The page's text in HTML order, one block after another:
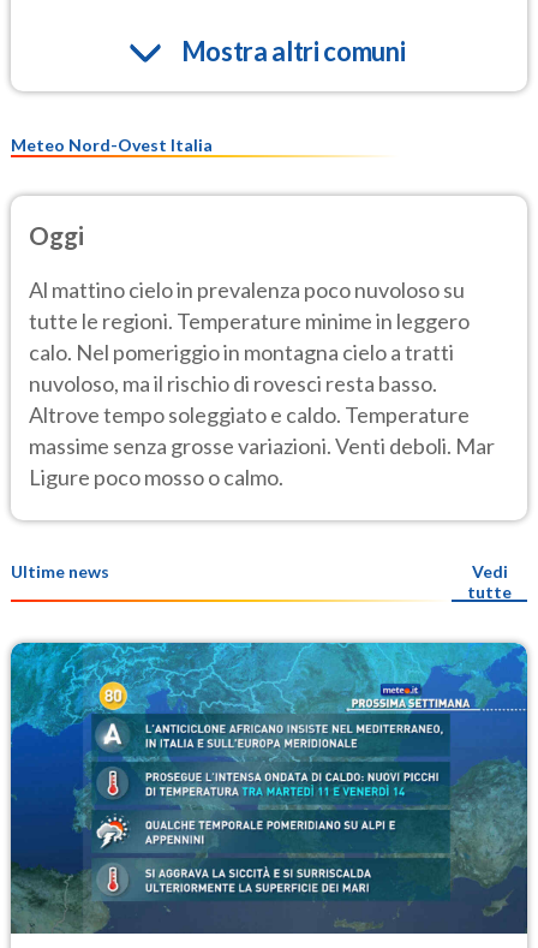
Mostra altri comuni
Meteo Nord-Ovest Italia
Oggi
Al mattino cielo in prevalenza poco nuvoloso su
tutte le regioni. Temperature minime in leggero
calo. Nel pomeriggio in montagna cielo a tratti
nuvoloso, ma il rischio di rovesci resta basso.
Altrove tempo soleggiato e caldo. Temperature
massime senza grosse variazioni. Venti deboli. Mar
Ligure poco mosso o calmo.
Ultime news
Vedi
tutte